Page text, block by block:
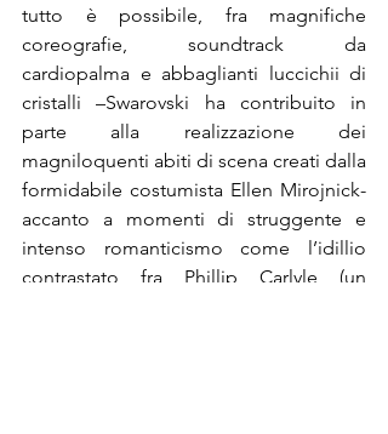
tutto è possibile, fra magnifiche
coreografie, soundtrack da
cardiopalma e abbaglianti luccichii di
cristalli –Swarovski ha contribuito in
parte alla realizzazione dei
magniloquenti abiti di scena creati dalla
formidabile costumista Ellen Mirojnick-
accanto a momenti di struggente e
intenso romanticismo come l’idillio
contrastato fra Phillip Carlyle (un